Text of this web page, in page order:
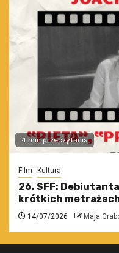
4 min przeczytania
Film Kultura
26. SFF:
krótkich
14/07/2026 Maja